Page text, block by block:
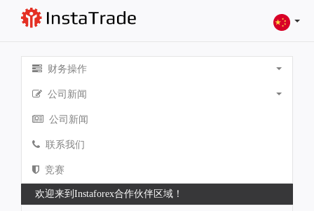
财务操作
公司新闻
公司新闻
联系我们
竞赛
欢迎来到Instaforex合作伙伴区域！